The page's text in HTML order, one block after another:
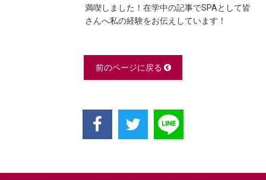
満喫しました！在学中の記事でSPAとして皆
さんへ私の経験をお伝えしています！
前のページに戻る